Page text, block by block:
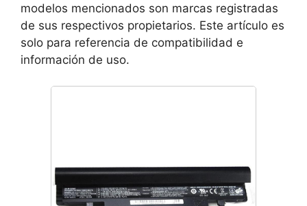
modelos mencionados son marcas registradas
de sus respectivos propietarios. Este artículo es
solo para referencia de compatibilidad e
información de uso.